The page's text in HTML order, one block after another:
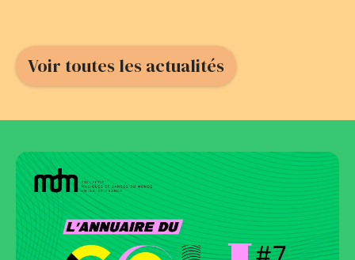
Voir toutes les actualités